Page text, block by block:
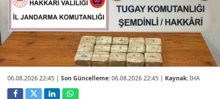
06.08.2026 22:45 | Son Güncelleme:06.08.2026 22:45 | Kaynak:İHA